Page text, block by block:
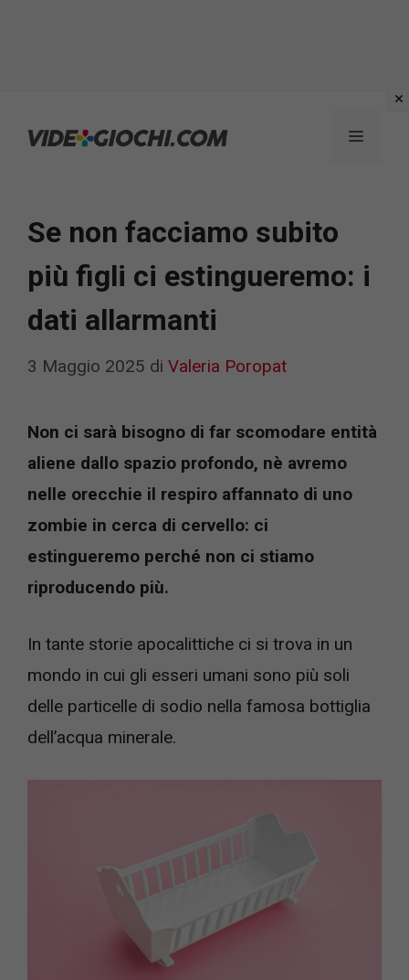
Menu
Se non facciamo subito
più figli ci estingueremo: i
dati allarmanti
3 Maggio 2025 di Valeria Poropat
Non ci sarà bisogno di far scomodare entità
aliene dallo spazio profondo, nè avremo
nelle orecchie il respiro affannato di uno
zombie in cerca di cervello: ci
estingueremo perché non ci stiamo
riproducendo più.
In tante storie apocalittiche ci si trova in un
mondo in cui gli esseri umani sono più soli
delle particelle di sodio nella famosa bottiglia
dell’acqua minerale.